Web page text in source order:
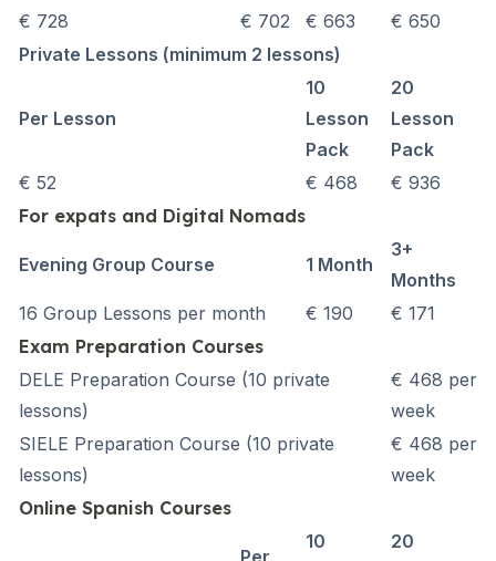
€ 728
€ 702 € 663
€ 650
Private Lessons (minimum 2 lessons)
Per Lesson
10
Lesson
Pack
20
Lesson
Pack
€ 52
€ 468
€ 936
For expats and Digital Nomads
Evening Group Course 1 Month
3+
Months
16 Group Lessons per month
€ 190
€ 171
Exam Preparation Courses
DELE Preparation Course (10 private
lessons)
€ 468 per
week
SIELE Preparation Course (10 private
lessons)
€ 468 per
week
Online Spanish Courses
Per
10
20